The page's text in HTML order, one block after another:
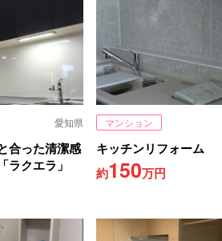
愛知県
合った清潔感
ラクエラ」
マンション
キッチンリフォーム
約150万円